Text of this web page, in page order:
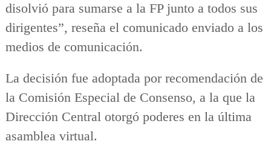
disolvió para sumarse a la FP junto a todos sus
dirigentes”, reseña el comunicado enviado a los
medios de comunicación.
La decisión fue adoptada por recomendación de
la Comisión Especial de Consenso, a la que la
Dirección Central otorgó poderes en la última
asamblea virtual.